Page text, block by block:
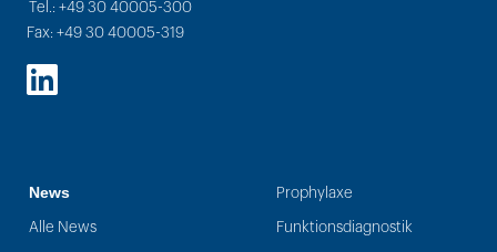
Tel.: +49 30 40005-300
Fax: +49 30 40005-319
LinkedIn
News
Alle News
Prophylaxe
Funktionsdiagnostik